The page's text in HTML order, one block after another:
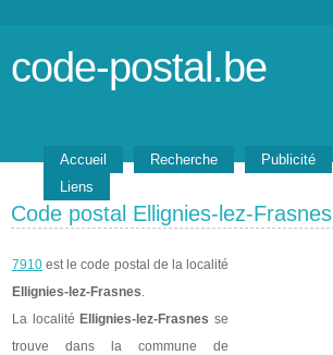
code-postal.be
Accueil Recherche Publicité
Liens
Code postal Ellignies-lez-Frasnes
7910 est le code postal de la localité
Ellignies-lez-Frasnes.
La localité Ellignies-lez-Frasnes se
trouve dans la commune de